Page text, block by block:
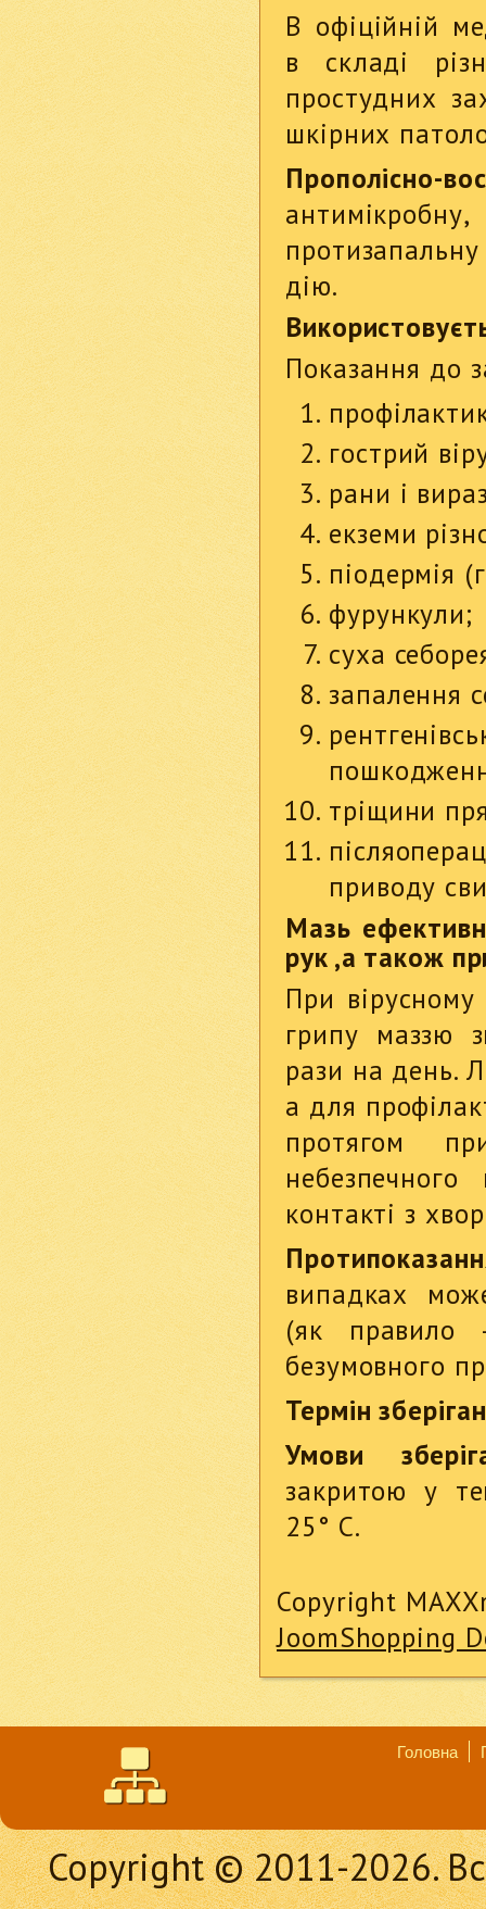
В офіційній
в складі
простудних
шкірних
Прополісно-
дію.
Показання до
гострий
рани і
екземи
піодермія
фурункули;
суха
запалення
тріщини
приводу
Мазь
рук ,а також
При
грипу маззю
рази на день.
а для
протягом
контакті з
випадках
(як
безумовного
Термін
Умови
закритою у
25° С.
Copyright
JoomShopping
Головна
Copyright © 2011-2026.